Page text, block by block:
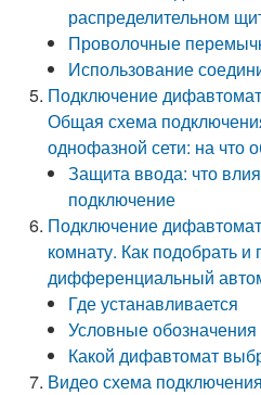
распределительном
Проволочные
Использование
Подключение
Общая схема
однофазной сети: на что
Защита ввода: что
подключение
Подключение
комнату. Как подобрать и
дифференциальный
Где устанавливается
Условные обозначения
Какой дифавтомат
Видео схема